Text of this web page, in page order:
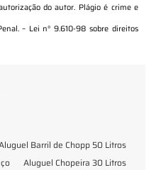
do autor. Plágio é crime e
– Lei n° 9.610-98 sobre direitos
Barril de Chopp 50 Litros
Aluguel Chopeira 30 Litros